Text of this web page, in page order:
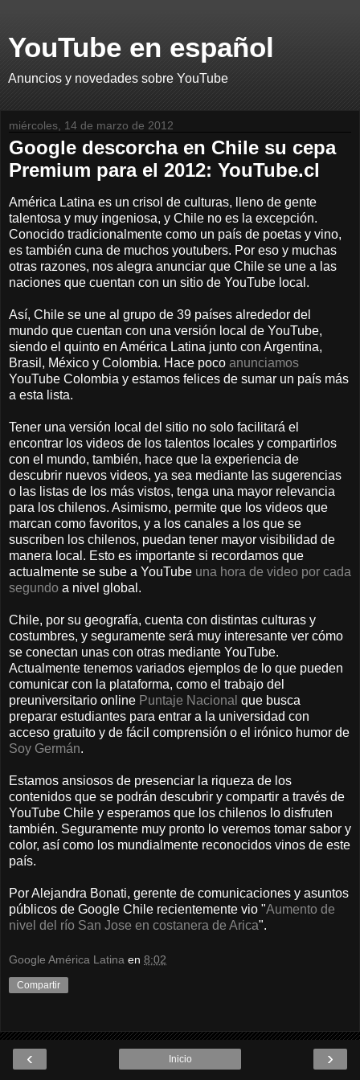
YouTube en español
Anuncios y novedades sobre YouTube
miércoles, 14 de marzo de 2012
Google descorcha en Chile su cepa
Premium para el 2012: YouTube.cl
América Latina es un crisol de culturas, lleno de gente
talentosa y muy ingeniosa, y Chile no es la excepción.
Conocido tradicionalmente como un país de poetas y vino,
es también cuna de muchos youtubers. Por eso y muchas
otras razones, nos alegra anunciar que Chile se une a las
naciones que cuentan con un sitio de YouTube local.
Así, Chile se une al grupo de 39 países alrededor del
mundo que cuentan con una versión local de YouTube,
siendo el quinto en América Latina junto con Argentina,
Brasil, México y Colombia. Hace poco anunciamos
YouTube Colombia y estamos felices de sumar un país más
a esta lista.
Tener una versión local del sitio no solo facilitará el
encontrar los videos de los talentos locales y compartirlos
con el mundo, también, hace que la experiencia de
descubrir nuevos videos, ya sea mediante las sugerencias
o las listas de los más vistos, tenga una mayor relevancia
para los chilenos. Asimismo, permite que los videos que
marcan como favoritos, y a los canales a los que se
suscriben los chilenos, puedan tener mayor visibilidad de
manera local. Esto es importante si recordamos que
actualmente se sube a YouTube una hora de video por cada
segundo a nivel global.
Chile, por su geografía, cuenta con distintas culturas y
costumbres, y seguramente será muy interesante ver cómo
se conectan unas con otras mediante YouTube.
Actualmente tenemos variados ejemplos de lo que pueden
comunicar con la plataforma, como el trabajo del
preuniversitario online Puntaje Nacional que busca
preparar estudiantes para entrar a la universidad con
acceso gratuito y de fácil comprensión o el irónico humor de
Soy Germán.
Estamos ansiosos de presenciar la riqueza de los
contenidos que se podrán descubrir y compartir a través de
YouTube Chile y esperamos que los chilenos lo disfruten
también. Seguramente muy pronto lo veremos tomar sabor y
color, así como los mundialmente reconocidos vinos de este
país.
Por Alejandra Bonati, gerente de comunicaciones y asuntos
públicos de Google Chile recientemente vio "Aumento de
nivel del río San Jose en costanera de Arica".
Google América Latina en 8:02
Compartir
‹ ›
Inicio